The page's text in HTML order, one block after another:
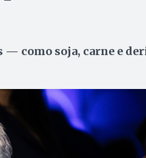
— como soja, carne e